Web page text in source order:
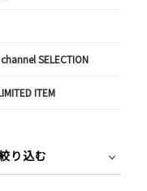
SELECTION
ITEM
り込む